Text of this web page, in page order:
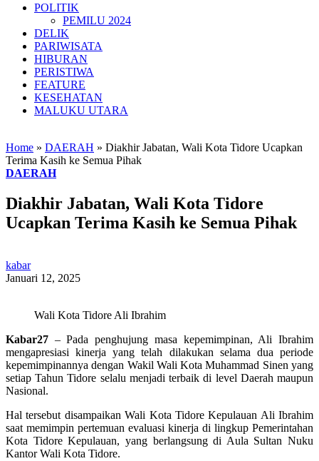
POLITIK
PEMILU 2024
DELIK
PARIWISATA
HIBURAN
PERISTIWA
FEATURE
KESEHATAN
MALUKU UTARA
Home » DAERAH » Diakhir Jabatan, Wali Kota Tidore Ucapkan
Terima Kasih ke Semua Pihak
DAERAH
Diakhir Jabatan, Wali Kota Tidore
Ucapkan Terima Kasih ke Semua Pihak
kabar
Januari 12, 2025
Wali Kota Tidore Ali Ibrahim
Kabar27 – Pada penghujung masa kepemimpinan, Ali Ibrahim
mengapresiasi kinerja yang telah dilakukan selama dua periode
kepemimpinannya dengan Wakil Wali Kota Muhammad Sinen yang
setiap Tahun Tidore selalu menjadi terbaik di level Daerah maupun
Nasional.
Hal tersebut disampaikan Wali Kota Tidore Kepulauan Ali Ibrahim
saat memimpin pertemuan evaluasi kinerja di lingkup Pemerintahan
Kota Tidore Kepulauan, yang berlangsung di Aula Sultan Nuku
Kantor Wali Kota Tidore.